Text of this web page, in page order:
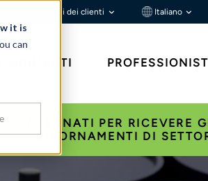
it is
can
Portali dei clienti Italiano
ABBONATI PER RICEVERE
AGGIORNAMENTI DI